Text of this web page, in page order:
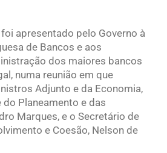
apresentado pelo Governo à
de Bancos e aos
dos maiores bancos
numa reunião em que
Adjunto e da Economia,
do Planeamento e das
Marques, e o Secretário de
e Coesão, Nelson de